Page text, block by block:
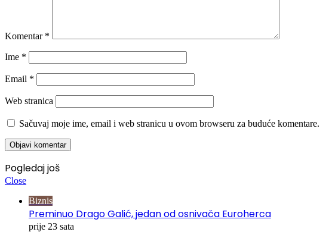
Komentar *
Ime *
Email *
Web stranica
Sačuvaj moje ime, email i web stranicu u ovom browseru za buduće komentare.
Pogledaj još
Close
Biznis
Preminuo Drago Galić, jedan od osnivača Euroherca
prije 23 sata